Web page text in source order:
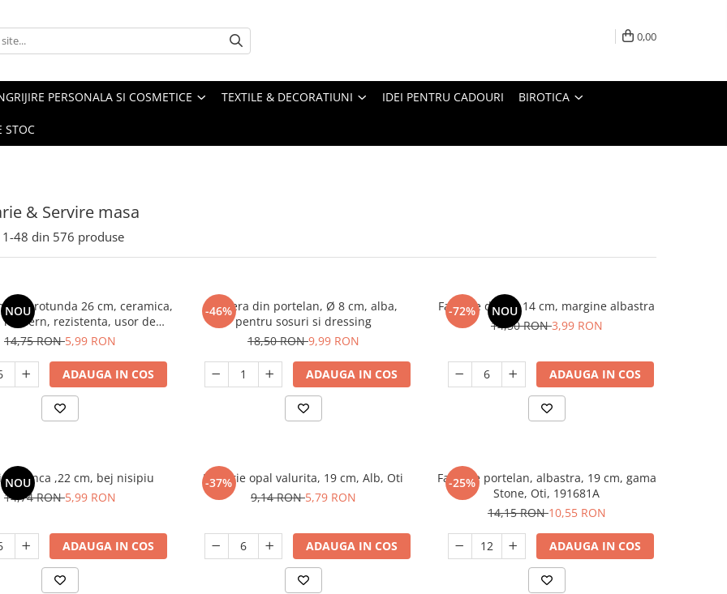
0,00
PERSONALA SI COSMETICE TEXTILE & DECORATIUNI IDEI PENTRU CADOURI BIROTICA
STOC
& Servire masa
1-48 din 576 produse
NOUrotunda 26 cm, ceramica,
modern, rezistenta, usor de
curatat
14,75 RON5,99 RON
ADAUGA IN COS
-46%
Sosiera din portelan, Ø 8 cm, alba,
pentru sosuri si dressing
18,50 RON9,99 RON
ADAUGA IN COS
-72% NOU
Farfurie desert 14 cm, margine albastra
14,50 RON3,99 RON
ADAUGA IN COS
NOU
adanca ,22 cm, bej nisipiu
14,74 RON5,99 RON
ADAUGA IN COS
-37%
Farfurie opal valurita, 19 cm, Alb, Oti
9,14 RON5,79 RON
ADAUGA IN COS
-25%
Farfurie portelan, albastra, 19 cm, gama
Stone, Oti, 191681A
14,15 RON10,55 RON
ADAUGA IN COS